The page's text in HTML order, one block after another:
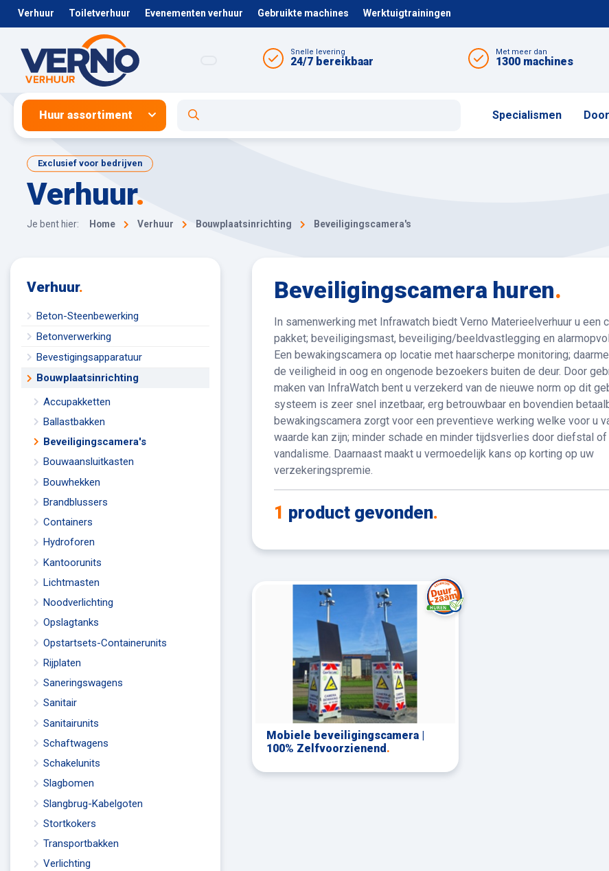
Verhuur Toiletverhuur Evenementen verhuur Gebruikte machines Werktuigtrainingen
Snelle levering
24/7 bereikbaar
Met meer dan
1300 machines
Huur assortiment Specialismen
Exclusief voor bedrijven
Verhuur.
Je bent hier: Home Verhuur Bouwplaatsinrichting Beveiligingscamera's
Beveiligingscamera huren.
In samenwerking met Infrawatch biedt Verno Materieelverhuur u een
pakket; beveiligingsmast, beveiliging/beeldvastlegging en
Een bewakingscamera op locatie met haarscherpe monitoring;
de veiligheid in oog en ongenode bezoekers buiten de deur. Door
maken van InfraWatch bent u verzekerd van de nieuwe norm op dit
systeem is zeer snel inzetbaar, erg betrouwbaar en bovendien
bewakingscamera zorgt voor een preventieve werking welke voor u
waarde kan zijn; minder schade en minder tijdsverlies door diefstal of
vandalisme. Daarnaast maakt u vermoedelijk kans op korting op uw
verzekeringspremie.
1 product gevonden.
Mobiele beveiligingscamera |
100% Zelfvoorzienend .
Verhuur.
Beton-Steenbewerking
Betonverwerking
Bevestigingsapparatuur
Bouwplaatsinrichting
Accupakketten
Ballastbakken
Beveiligingscamera's
Bouwaansluitkasten
Bouwhekken
Brandblussers
Containers
Hydroforen
Kantoorunits
Lichtmasten
Noodverlichting
Opslagtanks
Opstartsets-Containerunits
Rijplaten
Saneringswagens
Sanitair
Sanitairunits
Schaftwagens
Schakelunits
Slagbomen
Slangbrug-Kabelgoten
Stortkokers
Transportbakken
Verlichting